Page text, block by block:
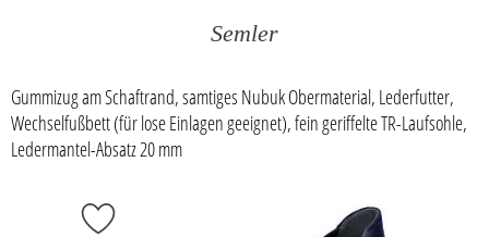
Semler
Gummizug am Schaftrand, samtiges Nubuk Obermaterial, Lederfutter,
Wechselfußbett (für lose Einlagen geeignet), fein geriffelte TR-Laufsohle,
Ledermantel-Absatz 20 mm